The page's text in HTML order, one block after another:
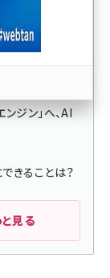
ルから評価
ジン」へ、AI
きることは？
見る